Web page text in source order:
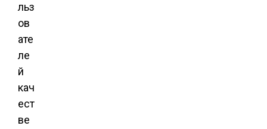
льз
ов
ате
ле
й
кач
ест
ве